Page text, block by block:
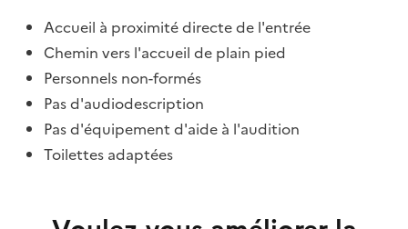
Accueil à proximité directe de l'entrée
Chemin vers l'accueil de plain pied
Personnels non-formés
Pas d'audiodescription
Pas d'équipement d'aide à l'audition
Toilettes adaptées